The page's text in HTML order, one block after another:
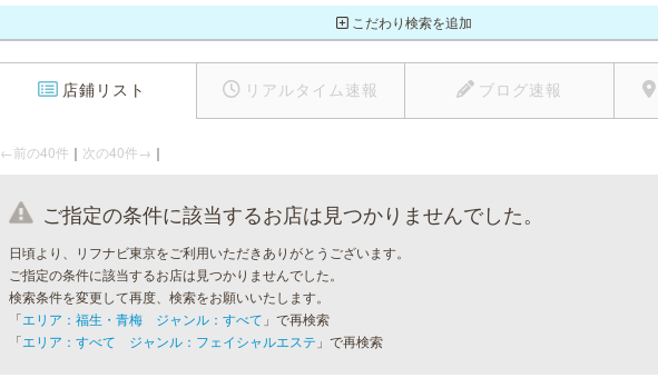
こだわり検索を追加
店鋪リスト リアルタイム速報 ブログ速報
←前の40件 ｜ 次の40件→ ｜
ご指定の条件に該当するお店は見つかりませんでした。
日頃より、リフナビ東京をご利用いただきありがとうございます。
ご指定の条件に該当するお店は見つかりませんでした。
検索条件を変更して再度、検索をお願いいたします。
「エリア：福生・青梅 ジャンル：すべて 」で再検索
「エリア：すべて ジャンル：フェイシャルエステ 」で再検索